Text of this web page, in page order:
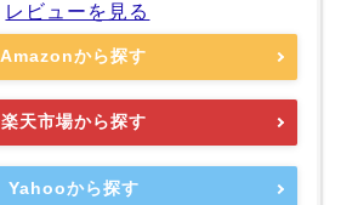
レビューを見る
Amazonから探す
楽天市場から探す
Yahooから探す